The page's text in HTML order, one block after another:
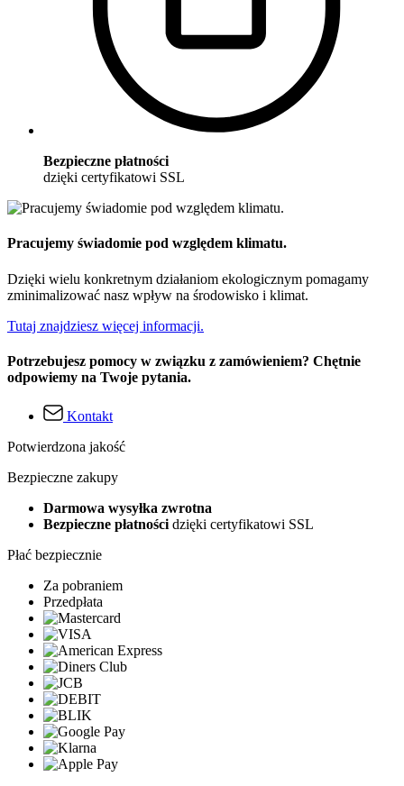
Bezpieczne płatności
dzięki certyfikatowi SSL
Pracujemy świadomie pod względem klimatu.
Dzięki wielu konkretnym działaniom ekologicznym pomagamy
zminimalizować nasz wpływ na środowisko i klimat.
Tutaj znajdziesz więcej informacji.
Potrzebujesz pomocy w związku z zamówieniem? Chętnie
odpowiemy na Twoje pytania.
Kontakt
Potwierdzona jakość
Bezpieczne zakupy
Darmowa wysyłka zwrotna
Bezpieczne płatności dzięki certyfikatowi SSL
Płać bezpiecznie
Za pobraniem
Przedpłata